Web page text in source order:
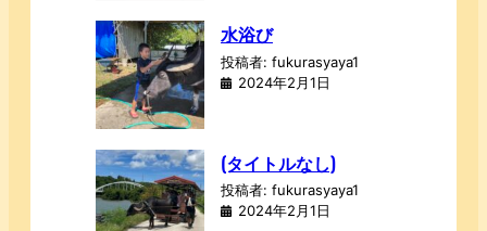
水浴び
投稿者: fukurasyaya1
2024年2月1日
(タイトルなし)
投稿者: fukurasyaya1
2024年2月1日